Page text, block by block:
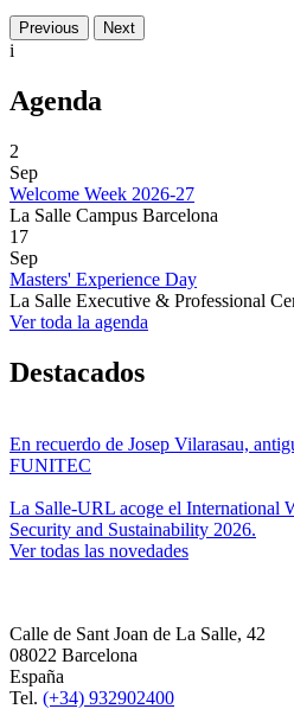
Previous Next
i
Agenda
2
Sep
Welcome Week 2026-27
La Salle Campus Barcelona
17
Sep
Masters' Experience Day
La Salle Executive & Professional
Ver toda la agenda
Destacados
En recuerdo de Josep Vilarasau,
FUNITEC
La Salle-URL acoge el International
Security and Sustainability 2026.
Ver todas las novedades
Calle de Sant Joan de La Salle, 42
08022 Barcelona
España
Tel. (+34) 932902400